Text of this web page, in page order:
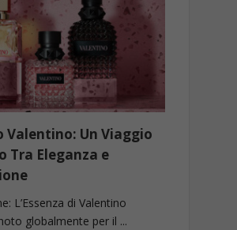
Valentino: Un Viaggio
Tra Eleganza e
L’Essenza di Valentino
globalmente per il ...